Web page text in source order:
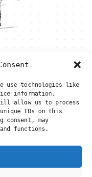
use technologies like
information.
allow us to process
IDs on this
consent, may
functions.
seine kompakte
es
Hand…